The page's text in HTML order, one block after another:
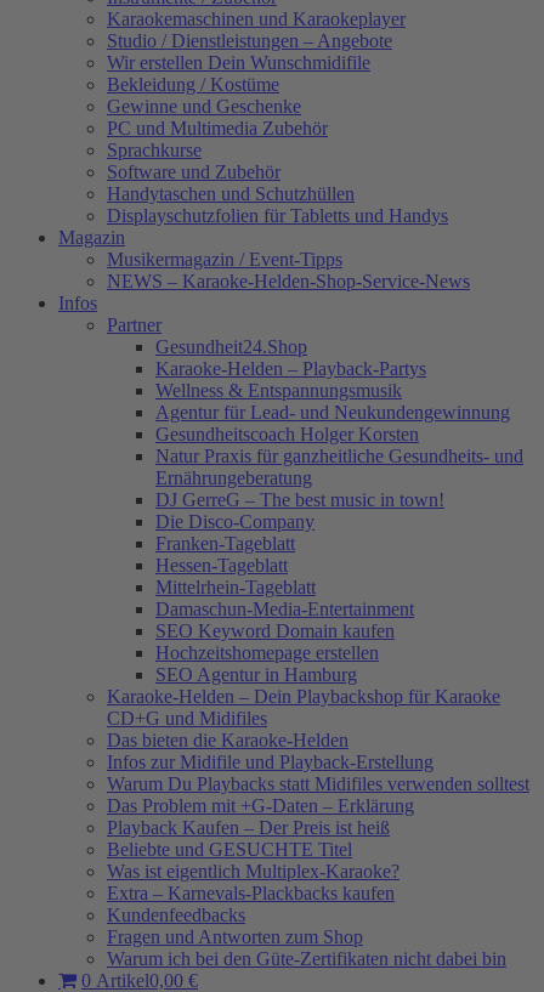
Karaokemaschinen und Karaokeplayer
Studio / Dienstleistungen – Angebote
Wir erstellen Dein Wunschmidifile
Bekleidung / Kostüme
Gewinne und Geschenke
PC und Multimedia Zubehör
Sprachkurse
Software und Zubehör
Handytaschen und Schutzhüllen
Displayschutzfolien für Tabletts und Handys
Magazin
Musikermagazin / Event-Tipps
NEWS – Karaoke-Helden-Shop-Service-News
Infos
Partner
Gesundheit24.Shop
Karaoke-Helden – Playback-Partys
Wellness & Entspannungsmusik
Agentur für Lead- und Neukundengewinnung
Gesundheitscoach Holger Korsten
Natur Praxis für ganzheitliche Gesundheits- und
Ernährungeberatung
DJ GerreG – The best music in town!
Die Disco-Company
Franken-Tageblatt
Hessen-Tageblatt
Mittelrhein-Tageblatt
Damaschun-Media-Entertainment
SEO Keyword Domain kaufen
Hochzeitshomepage erstellen
SEO Agentur in Hamburg
Karaoke-Helden – Dein Playbackshop für Karaoke
CD+G und Midifiles
Das bieten die Karaoke-Helden
Infos zur Midifile und Playback-Erstellung
Warum Du Playbacks statt Midifiles verwenden solltest
Das Problem mit +G-Daten – Erklärung
Playback Kaufen – Der Preis ist heiß
Beliebte und GESUCHTE Titel
Was ist eigentlich Multiplex-Karaoke?
Extra – Karnevals-Plackbacks kaufen
Kundenfeedbacks
Fragen und Antworten zum Shop
Warum ich bei den Güte-Zertifikaten nicht dabei bin
0 Artikel0,00 €